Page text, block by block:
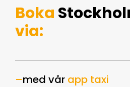
Boka
via:
–med vår app taxi